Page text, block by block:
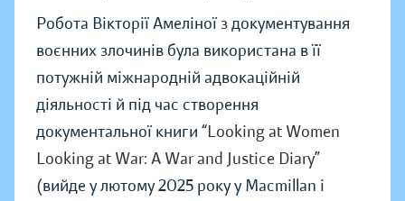
Робота Вікторії Амеліної з документування
воєнних злочинів була використана в її
потужній міжнародній адвокаційній
діяльності й під час створення
документальної книги “Looking at Women
Looking at War: A War and Justice Diary”
(вийде у лютому 2025 року у Macmillan і